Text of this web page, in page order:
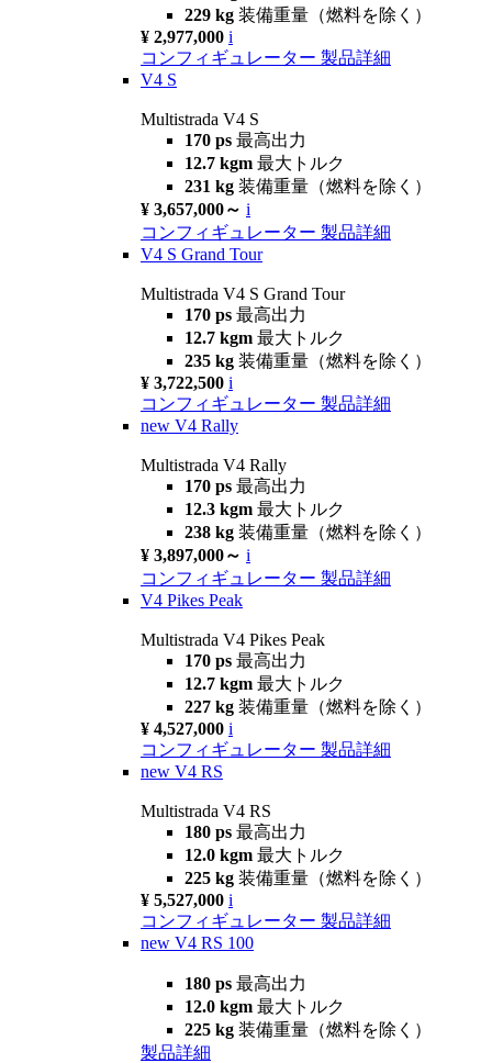
229 kg 装備重量（燃料を除く）
¥ 2,977,000 i
コンフィギュレーター 製品詳細
V4 S
Multistrada V4 S
170 ps 最高出力
12.7 kgm 最大トルク
231 kg 装備重量（燃料を除く）
¥ 3,657,000～ i
コンフィギュレーター 製品詳細
V4 S Grand Tour
Multistrada V4 S Grand Tour
170 ps 最高出力
12.7 kgm 最大トルク
235 kg 装備重量（燃料を除く）
¥ 3,722,500 i
コンフィギュレーター 製品詳細
new V4 Rally
Multistrada V4 Rally
170 ps 最高出力
12.3 kgm 最大トルク
238 kg 装備重量（燃料を除く）
¥ 3,897,000～ i
コンフィギュレーター 製品詳細
V4 Pikes Peak
Multistrada V4 Pikes Peak
170 ps 最高出力
12.7 kgm 最大トルク
227 kg 装備重量（燃料を除く）
¥ 4,527,000 i
コンフィギュレーター 製品詳細
new V4 RS
Multistrada V4 RS
180 ps 最高出力
12.0 kgm 最大トルク
225 kg 装備重量（燃料を除く）
¥ 5,527,000 i
コンフィギュレーター 製品詳細
new V4 RS 100
180 ps 最高出力
12.0 kgm 最大トルク
225 kg 装備重量（燃料を除く）
製品詳細